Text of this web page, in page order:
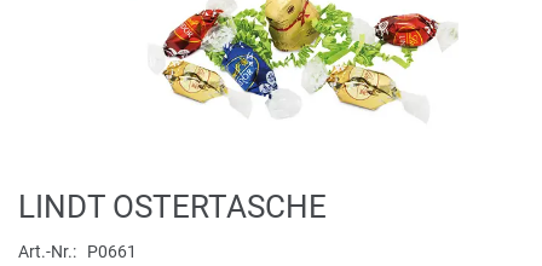
Zum
Anfang
der
LINDT OSTERTASCHE
Art.-Nr.
P0661